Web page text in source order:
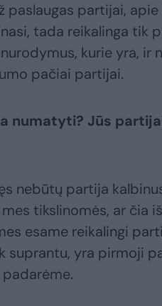
paslaugas partijai,
tada reikalinga tik
kurie yra, ir
pačiai partijai.
numatyti? Jūs
nebūtų partija
tikslinomės, ar čia
esame reikalingi
suprantu, yra pirmoji